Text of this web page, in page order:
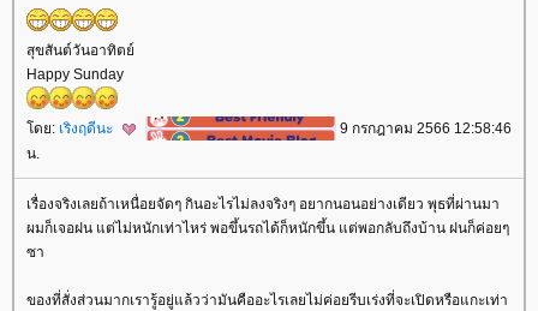
สุขสันต์วันอาทิตย์
Happy Sunday
ดย: เริงฤดีนะ
9 กรกฎาคม 2566 12:58:46
น.
เรื่องจริงเลยถ้าเหนื่อยจัดๆ กินอะไรไม่ลงจริงๆ อยากนอนอย่างเดียว พุธที่ผ่านมา
ผมก็เจอฝน แต่ไม่หนักเท่าไหร่ พอขึ้นรถได้ก็หนักขึ้น แต่พอกลับถึงบ้าน ฝนก็ค่อยๆ
ซา
ของที่สั่งส่วนมากเรารู้อยู่แล้วว่ามันคืออะไรเลยไม่ค่อยรีบเร่งที่จะเปิดหรือแกะเท่า